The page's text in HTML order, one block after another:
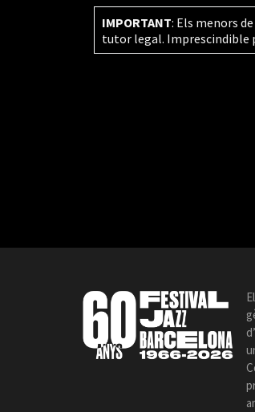
IMPORTANT: Els menors
tutor legal. Imprescindible